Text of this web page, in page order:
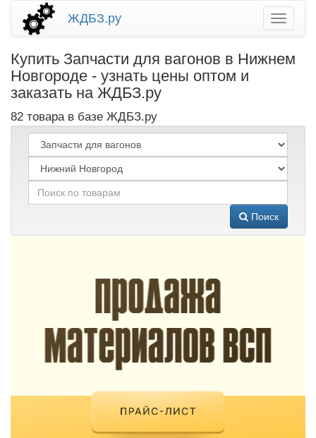
ЖДБЗ.ру
Купить Запчасти для вагонов в Нижнем
Новгороде - узнать цены оптом и
заказать на ЖДБЗ.ру
82 товара в базе ЖДБЗ.ру
Поиск